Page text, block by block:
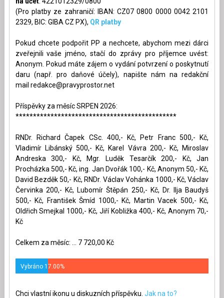
(Pro platby ze zahraničí: IBAN: CZ07 0800 0000 0042 2101
2329, BIC: GIBA CZ PX), QR platby
Pokud chcete podpořit PP a nechcete, abychom mezi dárci
zveřejnili vaše jméno, stačí do zprávy pro příjemce uvést:
Anonym. Pokud máte zájem o vydání potvrzení o poskytnutí
daru (např. pro daňové účely), napište nám na redakční
mail redakce@pravyprostor.net
Příspěvky za měsíc SRPEN 2026:
**********************************************
RNDr. Richard Čapek CSc. 400,- Kč, Petr Franc 500,- Kč,
Vladimír Libánský 500,- Kč, Karel Vávra 200,- Kč, Miroslav
Andreska 300,- Kč, Mgr. Luděk Tesarčík 200,- Kč, Jan
Procházka 500,- Kč, ing. Jan Dvořák 100,- Kč, Anonym 50,- Kč,
David Bezděk 50,- Kč, RNDr. Václav Vohánka 1000,- Kč, Václav
Červinka 200,- Kč, Lubomír Štěpán 250,- Kč, Dr. Ilja Baudyš
500,- Kč, František Šmíd 1000,- Kč, Martin Vacek 500,- Kč,
Oldřich Smejkal 1000,- Kč, Jiří Kobližka 400,- Kč, Anonym 70,-
Kč
Celkem za měsíc: ... 7 720,00 Kč
Vybráno 17.00%
Chci vlastní ikonu u diskuzních příspěvku. Jak na to?